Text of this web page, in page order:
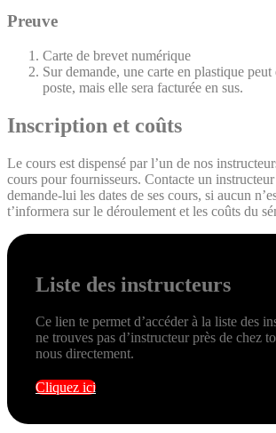
Preuve
Carte de brevet numérique
Sur demande, une carte en plastique
poste, mais elle sera facturée en sus.
Inscription et coûts
Le cours est dispensé par l’un de nos
cours pour fournisseurs. Contacte un
demande-lui les dates de ses cours, si aucun
t’informera sur le déroulement et les coûts du
Liste des instructeurs
Ce lien te permet d’accéder à la liste des
ne trouves pas d’instructeur près de chez
nous directement.
Cliquez ici